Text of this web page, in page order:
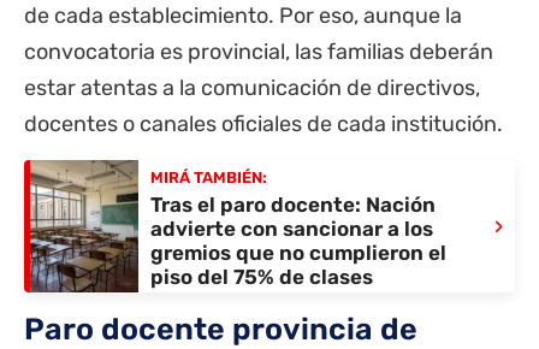
de cada establecimiento. Por eso, aunque la
convocatoria es provincial, las familias deberán
estar atentas a la comunicación de directivos,
docentes o canales oficiales de cada institución.
MIRÁ TAMBIÉN:
Tras el paro docente: Nación
advierte con sancionar a los
gremios que no cumplieron el
piso del 75% de clases
›
Paro docente provincia de